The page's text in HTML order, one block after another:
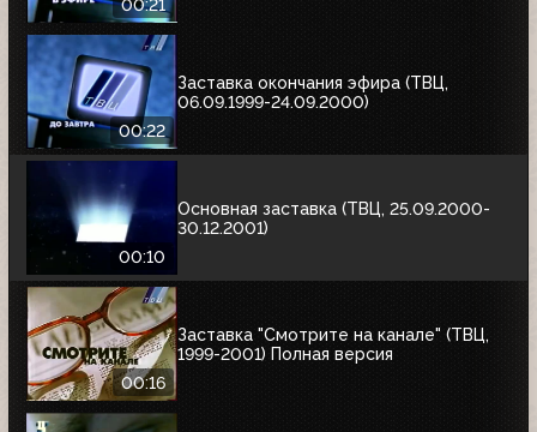
00:21
00:22
Заставка окончания эфира (ТВЦ,
06.09.1999-24.09.2000)
00:10
Основная заставка (ТВЦ, 25.09.2000-
30.12.2001)
00:16
Заставка "Смотрите на канале" (ТВЦ,
1999-2001) Полная версия